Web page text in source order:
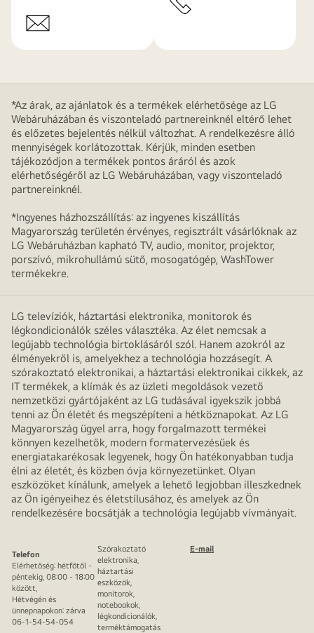
*Az árak, az ajánlatok és a termékek elérhetősége az LG
Webáruházában és viszonteladó partnereinknél eltérő lehet
és előzetes bejelentés nélkül változhat. A rendelkezésre álló
mennyiségek korlátozottak. Kérjük, minden esetben
tájékozódjon a termékek pontos áráról és azok
elérhetőségéről az LG Webáruházában, vagy viszonteladó
partnereinknél.
*Ingyenes házhozszállítás: az ingyenes kiszállítás
Magyarország területén érvényes, regisztrált vásárlóknak az
LG Webáruházban kapható TV, audio, monitor, projektor,
porszívó, mikrohullámú sütő, mosogatógép, WashTower
termékekre.
LG televíziók, háztartási elektronika, monitorok és
légkondicionálók széles választéka. Az élet nemcsak a
legújabb technológia birtoklásáról szól. Hanem azokról az
élményekről is, amelyekhez a technológia hozzásegít. A
szórakoztató elektronikai, a háztartási elektronikai cikkek, az
IT termékek, a klímák és az üzleti megoldások vezető
nemzetközi gyártójaként az LG tudásával igyekszik jobbá
tenni az Ön életét és megszépíteni a hétköznapokat. Az LG
Magyarország ügyel arra, hogy forgalmazott termékei
könnyen kezelhetők, modern formatervezésűek és
energiatakarékosak legyenek, hogy Ön hatékonyabban tudja
élni az életét, és közben óvja környezetünket. Olyan
eszközöket kínálunk, amelyek a lehető legjobban illeszkednek
az Ön igényeihez és életstílusához, és amelyek az Ön
rendelkezésére bocsátják a technológia legújabb vívmányait.
Telefon
Elérhetőség: hétfőtől -
péntekig, 08:00 - 18:00
között,
Hétvégén és
ünnepnapokon: zárva
06-1-54-54-054
Szórakoztató
elektronika,
háztartási
eszközök,
monitorok,
notebookok,
légkondicionálók,
terméktámogatás
E-mail